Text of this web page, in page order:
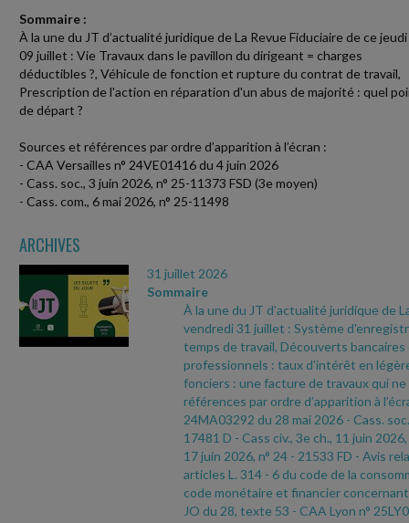
Sommaire :
À la une du JT d’actualité juridique de La Revue Fiduciaire de ce jeudi
09 juillet : Vie Travaux dans le pavillon du dirigeant = charges
déductibles ?, Véhicule de fonction et rupture du contrat de travail,
Prescription de l'action en réparation d'un abus de majorité : quel
de départ ?
Sources et références par ordre d’apparition à l’écran :
- CAA Versailles n° 24VE01416 du 4 juin 2026
- Cass. soc., 3 juin 2026, n° 25-11373 FSD (3e moyen)
- Cass. com., 6 mai 2026, n° 25-11498
ARCHIVES
31 juillet 2026
Sommaire
À la une du JT d’actualité juridique de
vendredi 31 juillet : Système
temps de travail, Découverts
professionnels : taux d'intérêt en
fonciers : une facture de travaux qui
références par ordre d’apparition à
24MA03292 du 28 mai 2026 - Cass.
17481 D - Cass civ., 3e ch., 11 juin 2026,
17 juin 2026, n° 24 - 21533 FD - Avis
articles L. 314 - 6 du code de la
code monétaire et financier
JO du 28, texte 53 - CAA Lyon n°